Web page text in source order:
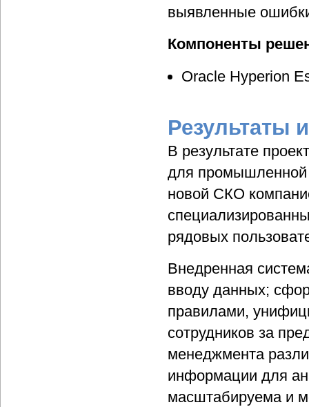
выявленные
Компоненты
Oracle Hyperion
Результаты
В результате
для промышленной
новой СКО
рядовых
Внедренная
вводу данных;
правилами,
сотрудников за
менеджмента
информации для
масштабируема и